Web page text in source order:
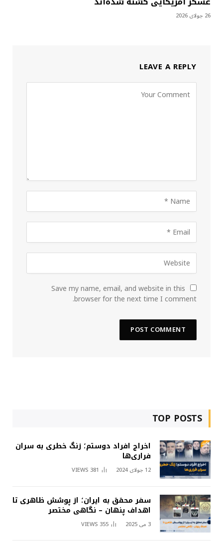
26 جولای 2026
LEAVE A REPLY
Save my name, email, and website in this
browser for the next time I comment.
TOP POSTS
اخراج افراد دوستم؛ زنگ خطری به سران
فراری‌ها
12 جولای 2024 381
VIEWS
سفر محقق به ایران؛ از پوشش ظاهری تا
اهداف پنهان – نگاهی مختصر
3 می 2025 355
VIEWS